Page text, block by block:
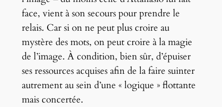
face, vient à son secours pour prendre le
relais. Car si on ne peut plus croire au
mystère des mots, on peut croire à la magie
de l’image. À condition, bien sûr, d’épuiser
ses ressources acquises afin de la faire suinter
autrement au sein d’une « logique » flottante
mais concertée.